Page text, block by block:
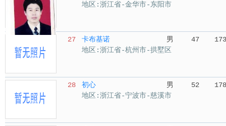
地区:浙江省-金华市-东阳市
27 卡布基诺 男 47
173
地区:浙江省-杭州市-拱墅区
28 初心 男 52
178
地区:浙江省-宁波市-慈溪市